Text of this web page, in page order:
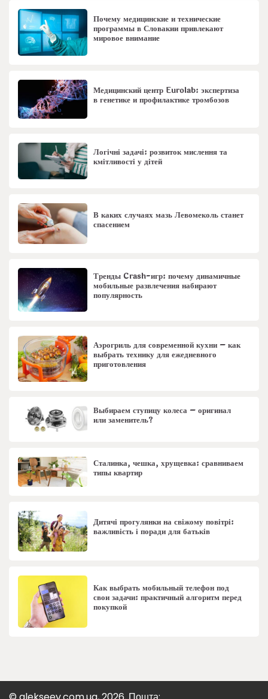
Почему медицинские и технические
программы в Словакии привлекают
мировое внимание
Медицинский центр Eurolab: экспертиза
в генетике и профилактике тромбозов
Логічні задачі: розвиток мислення та
кмітливості у дітей
В каких случаях мазь Левомеколь станет
спасением
Тренды Crash-игр: почему динамичные
мобильные развлечения набирают
популярность
Аэрогриль для современной кухни – как
выбрать технику для ежедневного
приготовления
Выбираем ступицу колеса – оригинал
или заменитель?
Сталинка, чешка, хрущевка: сравниваем
типы квартир
Дитячі прогулянки на свіжому повітрі:
важливість і поради для батьків
Как выбрать мобильный телефон под
свои задачи: практичный алгоритм перед
покупкой